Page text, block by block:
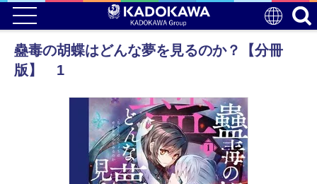
蠱毒の胡蝶はどんな夢を見るのか？【分冊
版】 1